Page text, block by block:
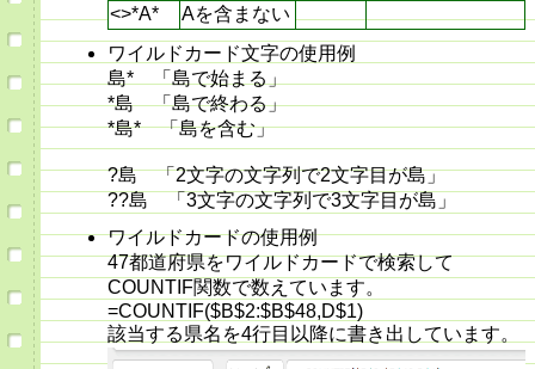
<>*A*
Aを含まない
ワイルドカード文字の使用例
島* 「島で始まる」
*島 「島で終わる」
*島* 「島を含む」
?島 「2文字の文字列で2文字目が島」
??島 「3文字の文字列で3文字目が島」
ワイルドカードの使用例
47都道府県をワイルドカードで検索して
COUNTIF関数で数えています。
=COUNTIF($B$2:$B$48,D$1)
該当する県名を4行目以降に書き出しています。